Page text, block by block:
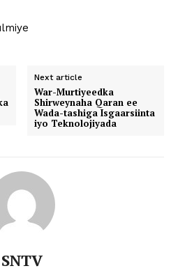
Next article
War-Murtiyeedka
Shirweynaha Qaran ee
Wada-tashiga Isgaarsiinta
iyo Teknolojiyada
SNTV